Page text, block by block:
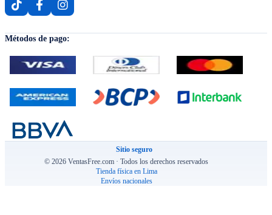
Métodos de pago:
Sitio seguro
© 2026 VentasFree.com · Todos los derechos reservados
Tienda física en Lima
Envíos nacionales